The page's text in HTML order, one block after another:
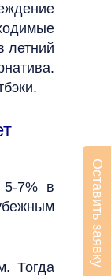
летний
5-7% в
Тогда
Оставить заявку